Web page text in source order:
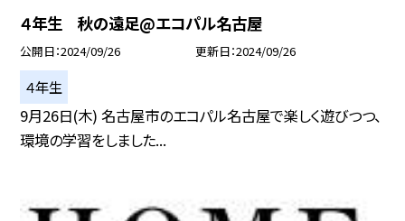
４年生 秋の遠足@エコパル名古屋
公開日 2024/09/26 更新日 2024/09/26
４年生
9月26日(木) 名古屋市のエコパル名古屋で楽しく遊びつつ、
環境の学習をしました...